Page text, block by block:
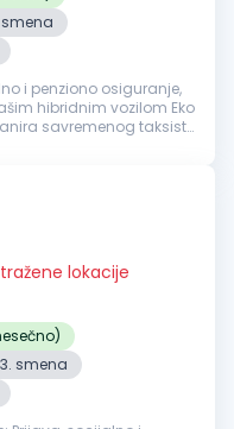
smena
hibridnim vozilom Eko
savremenog taksiste
lokacije
3. smena